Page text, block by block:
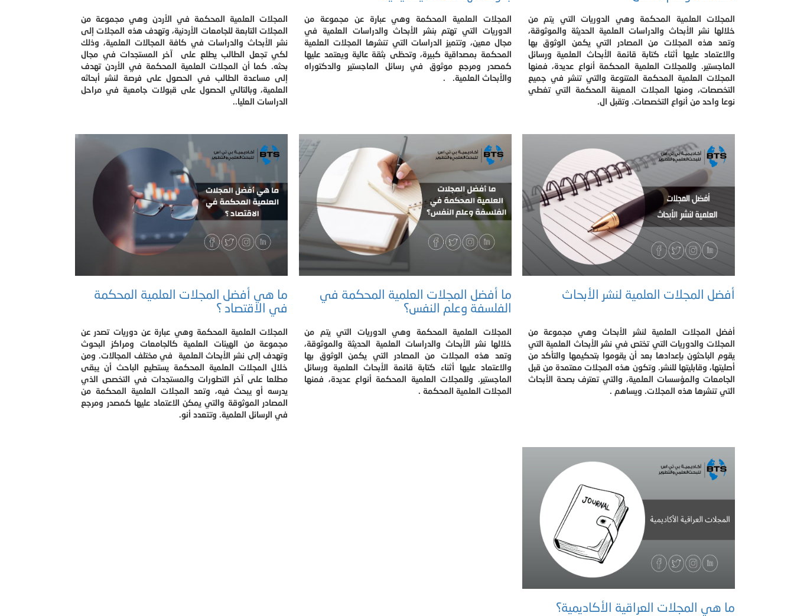
المجلات العلمية المحكمة وهي الدوريات التي يتم من
خلالها نشر الأبحاث والدراسات العلمية الحديثة والموثوقة،
وتعد هذه المجلات من المصادر التي يكمن الوثوق بها
والاعتماد عليها أثناء كتابة قائمة الأبحاث العلمية ورسائل
الماجستير. وللمجلات العلمية المحكمة أنواع عديدة، فمنها
المجلات العلمية المحكمة المتنوعة والتي تنشر في جميع
التخصصات، ومنها المجلات المعينة المحكمة التي تغطي
نوعا واحد من أنواع التخصصات. وتقبل ال.
المجلات العلمية المحكمة وهي عبارة عن مجموعة من
الدوريات التي تهتم بنشر الأبحاث والدراسات العلمية في
مجال معين، وتتميز الدراسات التي تنشرها المجلات العلمية
المحكمة بمصداقية كبيرة، وتحظى بثقة عالية ويعتمد عليها
كمصدر ومرجع موثوق في رسائل الماجستير والدكتوراه
والأبحاث العلمية. .
المجلات العلمية المحكمة في الأردن وهي مجموعة من
المجلات التابعة للجامعات الأردنية، وتهدف هذه المجلات إلى
نشر الأبحاث والدراسات في كافة المجالات العلمية، وذلك
لكي تجعل الطالب يطلع على آخر المستجدات في مجال
بحثه. كما أن المجلات العلمية المحكمة في الأردن تهدف
إلى مساعدة الطالب في الحصول على فرصة لنشر أبحاثه
العلمية، وبالتالي الحصول على قبولات جامعية في مراحل
الدراسات العليا..
أفضل المجلات العلمية لنشر الأبحاث
أفضل المجلات العلمية لنشر الأبحاث وهي مجموعة من
المجلات والدوريات التي تختص في نشر الأبحاث العلمية التي
يقوم الباحثون بإعدادها بعد أن يقوموا بتحكيمها والتأكد من
أصليتها، وقابليتها للنشر. وتكون هذه المجلات معتمدة من قبل
الجامعات والمؤسسات العلمية، والتي تعترف بصحة الأبحاث
التي تنشرها هذه المجلات. ويساهم .
ما أفضل المجلات العلمية المحكمة في
الفلسفة وعلم النفس؟
المجلات العلمية المحكمة وهي الدوريات التي يتم من
خلالها نشر الأبحاث والدراسات العلمية الحديثة والموثوقة،
وتعد هذه المجلات من المصادر التي يكمن الوثوق بها
والاعتماد عليها أثناء كتابة قائمة الأبحاث العلمية ورسائل
الماجستير. وللمجلات العلمية المحكمة أنواع عديدة، فمنها
المجلات العلمية المحكمة .
ما هي أفضل المجلات العلمية المحكمة
في الاقتصاد ؟
المجلات العلمية المحكمة وهي عبارة عن دوريات تصدر عن
مجموعة من الهيئات العلمية كالجامعات ومراكز البحوث
وتهدف إلى نشر الأبحاث العلمية في مختلف المجالات. ومن
خلال المجلات العلمية المحكمة يستطيع الباحث أن يبقى
مطلعا على آخر التطورات والمستجدات في التخصص الذي
يدرسه أو يبحث فيه، وتعد المجلات العلمية المحكمة من
المصادر الموثوقة والتي يمكن الاعتماد عليها كمصدر ومرجع
في الرسائل العلمية. وتتعدد أنو.
ما هي المجلات العراقية الأكاديمية؟